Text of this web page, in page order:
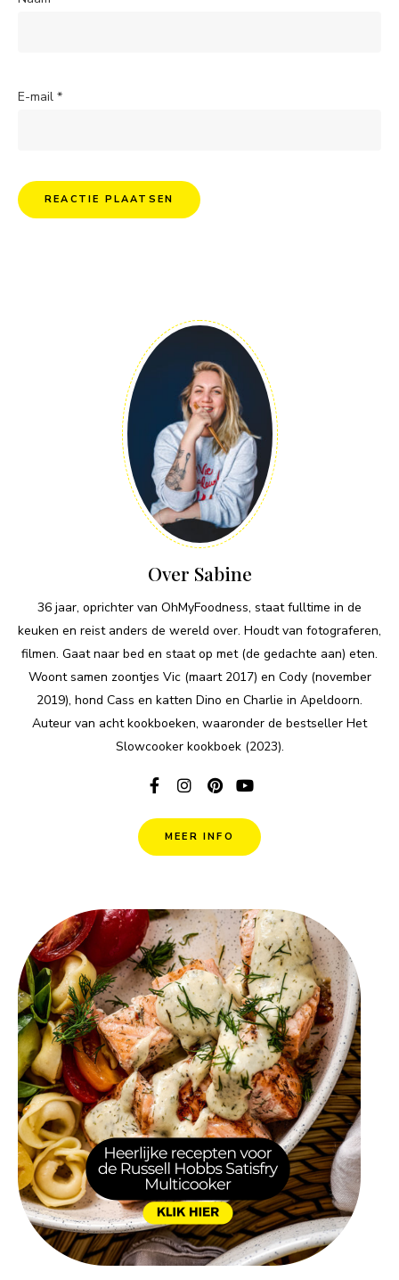
E-mail *
Over Sabine
36 jaar, oprichter van OhMyFoodness, staat fulltime in de
keuken en reist anders de wereld over. Houdt van fotograferen,
filmen. Gaat naar bed en staat op met (de gedachte aan) eten.
Woont samen zoontjes Vic (maart 2017) en Cody (november
2019), hond Cass en katten Dino en Charlie in Apeldoorn.
Auteur van acht kookboeken, waaronder de bestseller Het
Slowcooker kookboek (2023).
MEER INFO